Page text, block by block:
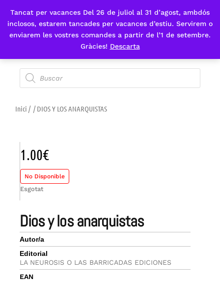
Tancat per vacances Del 26 de juliol al 31 d’agost, ambdós
inclosos, estarem tancades per vacances d’estiu. Servirem o
enviarem les vostres comandes a partir de l’1 de setembre.
Gràcies! Descarta
Fes-te'n sòcia
Inici / / DIOS Y LOS ANARQUISTAS
dios y los anarquistas
Autor/a
Editorial
LA NEUROSIS O LAS BARRICADAS EDICIONES
EAN
1.00€
No Disponible
Esgotat